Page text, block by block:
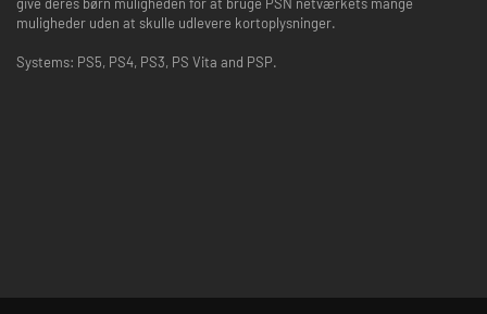
muligheder uden at skulle udlevere kortoplysninger.
Systems: PS5, PS4, PS3, PS Vita and PSP.